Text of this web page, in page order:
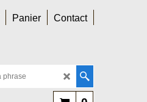
Panier Contact